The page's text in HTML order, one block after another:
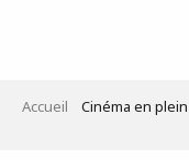
Accueil Cinéma en